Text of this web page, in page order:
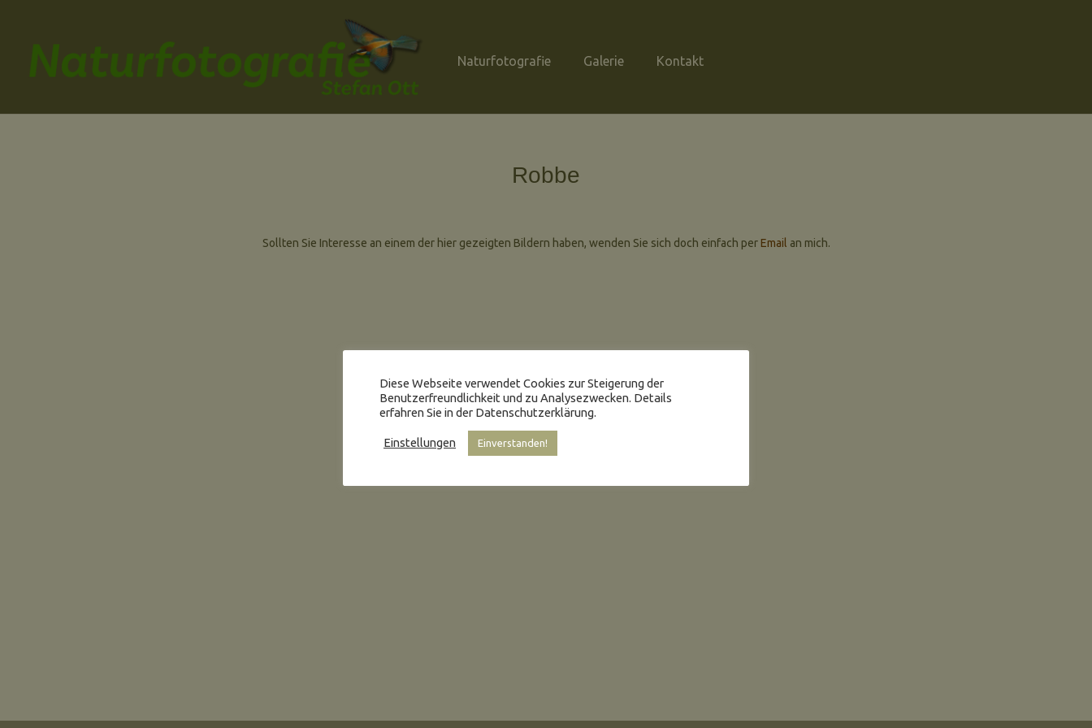
Naturfotografie Galerie Kontakt
Robbe
Sollten Sie Interesse an einem der hier gezeigten Bildern haben, wenden Sie sich doch einfach perEmail an mich.
Diese Webseite verwendet Cookies zur Steigerung der
Benutzerfreundlichkeit und zu Analysezwecken. Details
erfahren Sie in der Datenschutzerklärung.
Einstellungen Einverstanden!